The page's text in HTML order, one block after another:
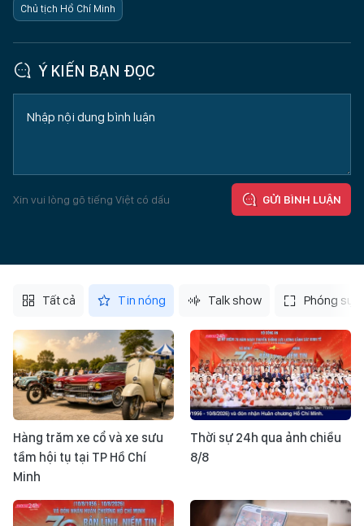
Chủ tịch Hồ Chí Minh
Ý KIẾN BẠN ĐỌC
Xin vui lòng gõ tiếng Việt có dấu GỬI BÌNH LUẬN
Tất cả Tin nóng Talk show Phóng sự
Hàng trăm xe cổ và xe sưu
tầm hội tụ tại TP Hồ Chí
Minh
Thời sự 24h qua ảnh chiều
8/8